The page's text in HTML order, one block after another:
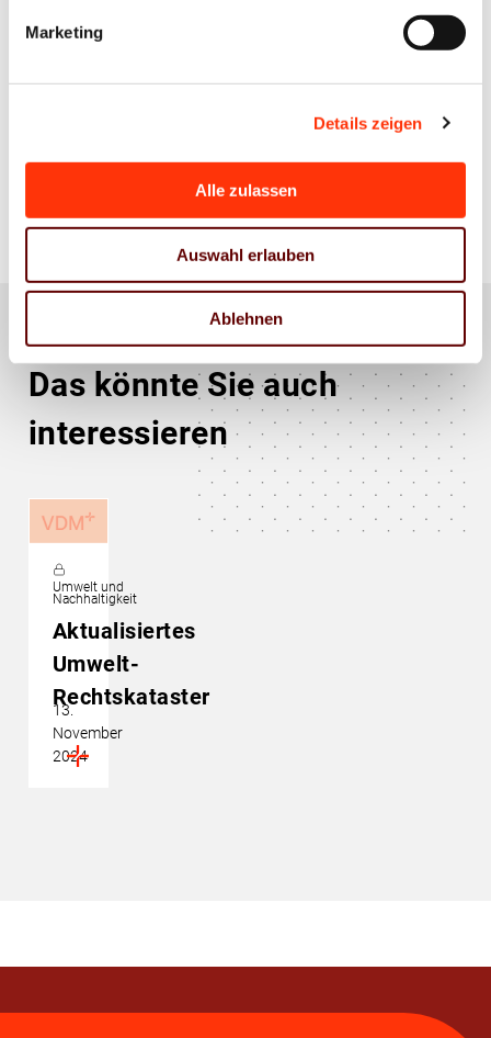
Marketing
Details zeigen
Alle zulassen
Auswahl erlauben
Ablehnen
+49 170 540 93 02
Zur Übersicht
Das könnte Sie auch
interessieren
Umwelt und
Nachhaltigkeit
Aktualisiertes
Umwelt-
Rechtskataster
13.
November
2024